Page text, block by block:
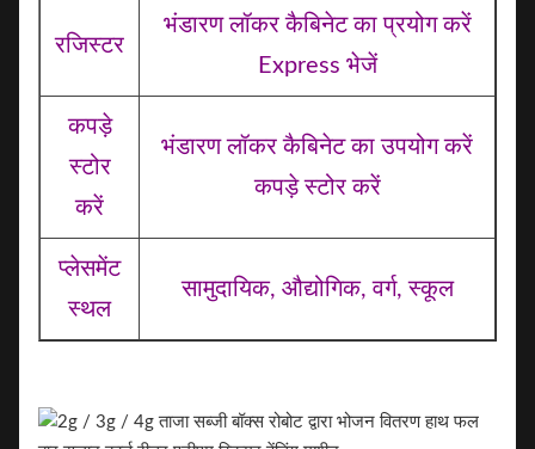
रजिस्टर
भंडारण लॉकर कैबिनेट का प्रयोग करें
Express भेजें
कपड़े
स्टोर
करें
भंडारण लॉकर कैबिनेट का उपयोग करें
कपड़े स्टोर करें
प्लेसमेंट
स्थल
सामुदायिक, औद्योगिक, वर्ग, स्कूल